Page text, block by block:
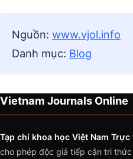
Nguồn: www.vjol.info
Danh mục: Blog
Vietnam Journals Online
Tạp chí khoa học Việt Nam
cho phép độc giả tiếp cận tri